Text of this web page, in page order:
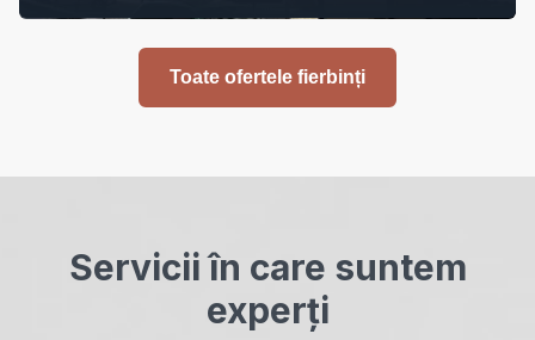
Toate ofertele fierbinți
Servicii în care suntem
experți